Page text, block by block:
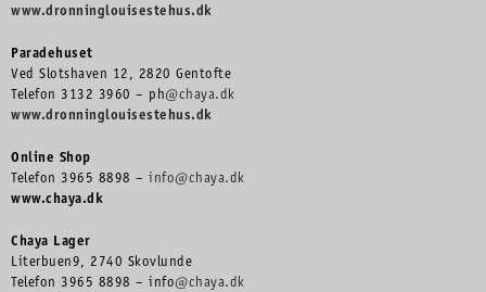
www.dronninglouisestehus.dk
Paradehuset
Ved Slotshaven 12, 2820 Gentofte
Telefon 3132 3960 – ph@chaya.dk
www.dronninglouisestehus.dk
Online Shop
Telefon 3965 8898 – info@chaya.dk
www.chaya.dk
Chaya Lager
Literbuen9, 2740 Skovlunde
Telefon 3965 8898 – info@chaya.dk